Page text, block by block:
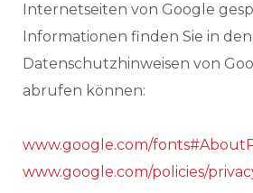
Internetseiten von Google
Informationen finden Sie in den
Datenschutzhinweisen von
abrufen können:
www.google.com/
www.google.com/policies/